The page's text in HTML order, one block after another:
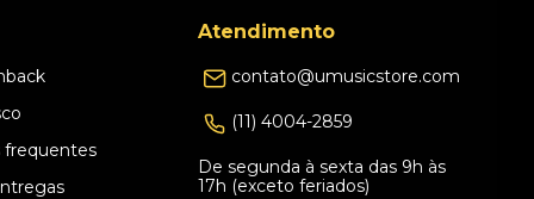
frequentes
Atendimento
contato@umusicstore.com
(11) 4004-2859
De segunda à sexta das 9h às
17h (exceto feriados)